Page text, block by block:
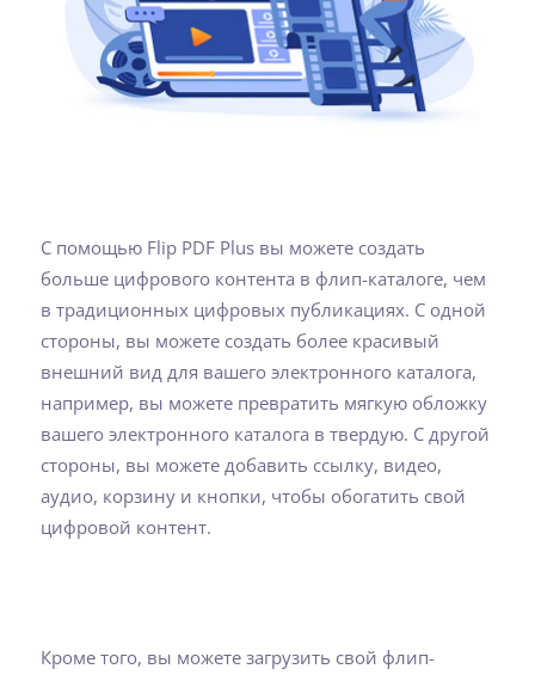
С помощью Flip PDF Plus вы можете создать
больше цифрового контента в флип-каталоге, чем
в традиционных цифровых публикациях. С одной
стороны, вы можете создать более красивый
внешний вид для вашего электронного каталога,
например, вы можете превратить мягкую обложку
вашего электронного каталога в твердую. С другой
стороны, вы можете добавить ссылку, видео,
аудио, корзину и кнопки, чтобы обогатить свой
цифровой контент.
Кроме того, вы можете загрузить свой флип-